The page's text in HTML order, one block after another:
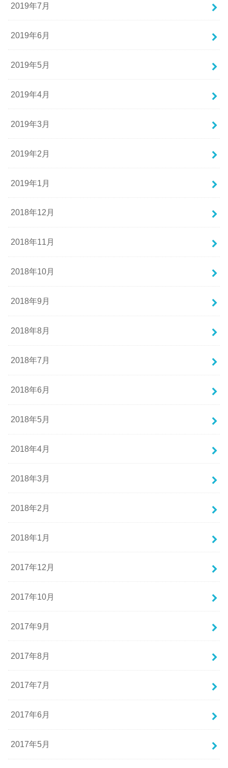
2019年7月
2019年6月
2019年5月
2019年4月
2019年3月
2019年2月
2019年1月
2018年12月
2018年11月
2018年10月
2018年9月
2018年8月
2018年7月
2018年6月
2018年5月
2018年4月
2018年3月
2018年2月
2018年1月
2017年12月
2017年10月
2017年9月
2017年8月
2017年7月
2017年6月
2017年5月